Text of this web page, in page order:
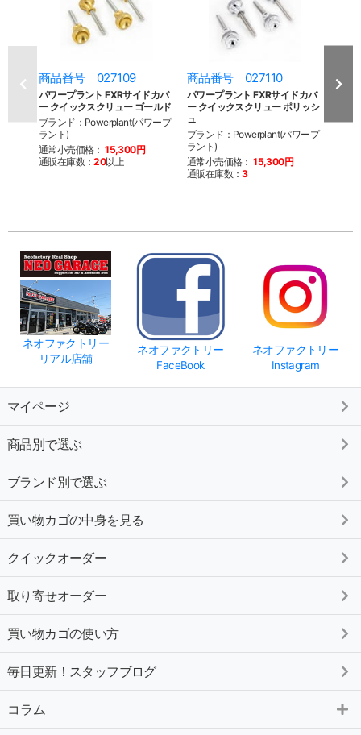
商品番号 027109
パワープラント FXRサイドカバ
ー クイックスクリュー ゴールド
ブランド：Powerplant(パワープ
ラント)
通常小売価格： 15,300円
通販在庫数：20以上
商品番号 027110
パワープラント FXRサイドカバ
ー クイックスクリュー ポリッシ
ュ
ブランド：Powerplant(パワープ
ラント)
通常小売価格： 15,300円
通販在庫数：3
商
ブラ
ネオファクトリー
リアル店舗
ネオファクトリー
FaceBook
ネオファクトリー
Instagram
マイページ
商品別で選ぶ
ブランド別で選ぶ
買い物カゴの中身を見る
クイックオーダー
取り寄せオーダー
買い物カゴの使い方
毎日更新！スタッフブログ
コラム